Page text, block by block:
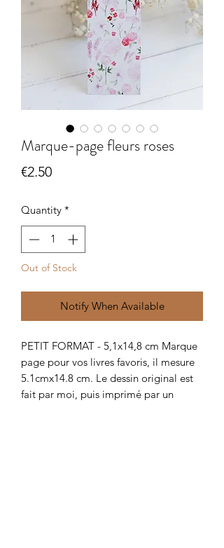
Marque-page fleurs roses
€2.50Price
Quantity *
Out of Stock
Notify When Available
PETIT FORMAT - 5,1x14,8 cm Marque
page pour vos livres favoris, il mesure
5.1cmx14.8 cm. Le dessin original est
fait par moi, puis imprimé par un